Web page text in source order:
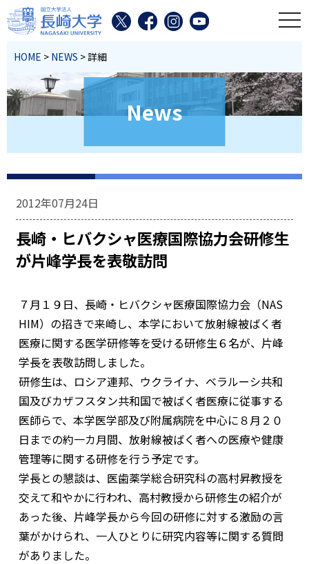
HOME > NEWS > 詳細
News
2012年07月24日
長崎・ヒバクシャ医療国際協力会研修生
が片峰学長を表敬訪問
７月１９日、長崎・ヒバクシャ医療国際協力会（NAS
HIM）の招きで来崎し、本学において放射線被ばく者
医療に関する医学研修等を受ける研修生６名が、片峰
学長を表敬訪問しました。
研修生は、ロシア連邦、ウクライナ、ベラルーシ共和
国及びカザフスタン共和国で被ばく者医療に従事する
医師らで、本学医学部及び附属病院を中心に８月２０
日までの約一カ月間、放射線被ばく者への医療や健康
管理等に関する研修を行う予定です。
学長との懇談は、医歯薬学総合研究科の高村昇教授を
交えて和やかに行われ、高村教授から研修生の紹介が
あった後、片峰学長から今回の研修に対する激励の言
葉がかけられ、一人ひとりに研究内容等に関する質問
がありました。